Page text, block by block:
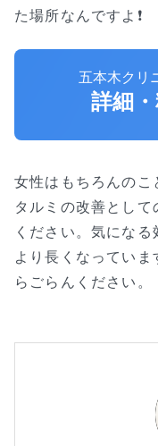
た場所なんですよ❗
五本木クリ
詳細
女性はもちろんのこ
タルミの改善とし
ください。気にな
より長くなってい
らごらんください。